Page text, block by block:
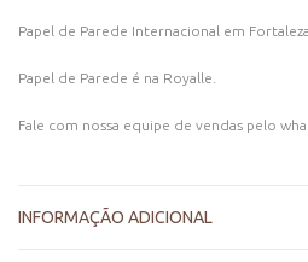
Papel de Parede Internacional em Fortaleza.
Papel de Parede é na Royalle.
Fale com nossa equipe de vendas pelo
INFORMAÇÃO ADICIONAL